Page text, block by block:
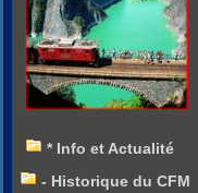
* Info et Actualité
- Historique du CFM